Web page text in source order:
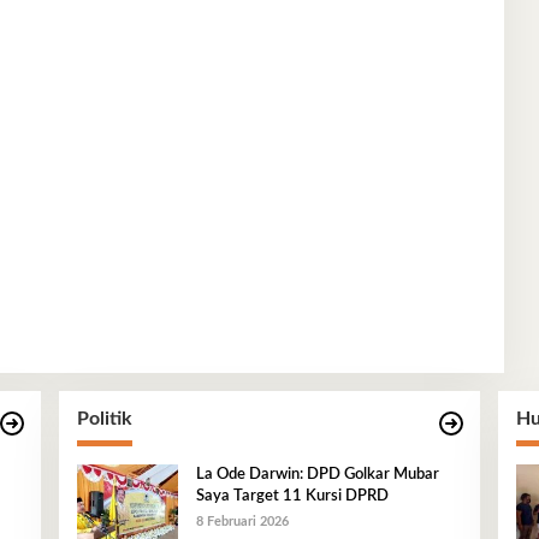
Politik
La Ode Darwin: DPD Golkar Mubar
Saya Target 11 Kursi DPRD
8 Februari 2026